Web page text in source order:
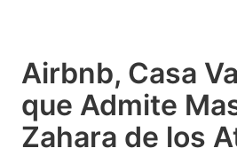
Airbnb, Casa
que Admite
Zahara de los